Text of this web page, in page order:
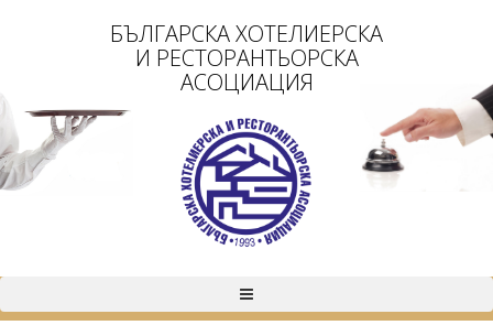
БЪЛГАРСКА ХОТЕЛИЕРСКА
И РЕСТОРАНТЬОРСКА
АСОЦИАЦИЯ